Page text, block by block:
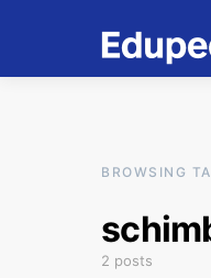
BROWSING
2 posts